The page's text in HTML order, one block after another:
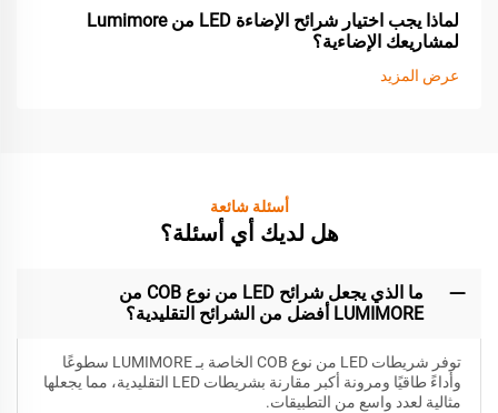
لماذا يجب اختيار شرائح الإضاءة LED من Lumimore
لمشاريعك الإضاءية؟
عرض المزيد
أسئلة شائعة
هل لديك أي أسئلة؟
ما الذي يجعل شرائح LED من نوع COB من
LUMIMORE أفضل من الشرائح التقليدية؟
توفر شريطات LED من نوع COB الخاصة بـ LUMIMORE سطوعًا
وأداءً طاقيًا ومرونة أكبر مقارنة بشريطات LED التقليدية، مما يجعلها
مثالية لعدد واسع من التطبيقات.